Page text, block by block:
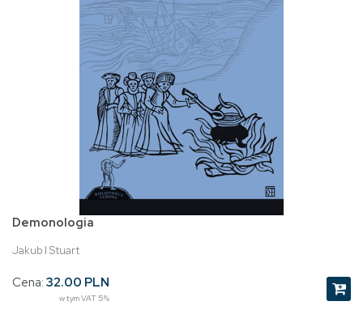
Demonologia
Jakub I Stuart
Cena: 32.00 PLN
w tym VAT 5%